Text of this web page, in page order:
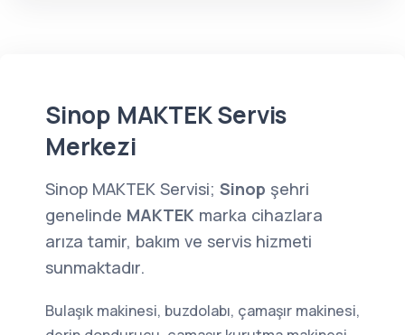
Sinop MAKTEK Servis
Merkezi
Sinop MAKTEK Servisi; Sinop şehri
genelinde MAKTEK marka cihazlara
arıza tamir, bakım ve servis hizmeti
sunmaktadır.
Bulaşık makinesi, buzdolabı, çamaşır makinesi,